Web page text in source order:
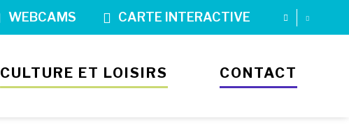
WEBCAMS CARTE INTERACTIVE
CULTURE ET LOISIRS CONTACT